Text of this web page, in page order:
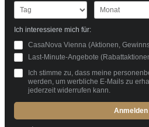
Ich interessiere mich für:
CasaNova Vienna (Aktionen,
Last-Minute-Angebote
Ich stimme zu, dass meine
werden, um werbliche E-Mails zu
jederzeit widerrufen kann.
Anmelden